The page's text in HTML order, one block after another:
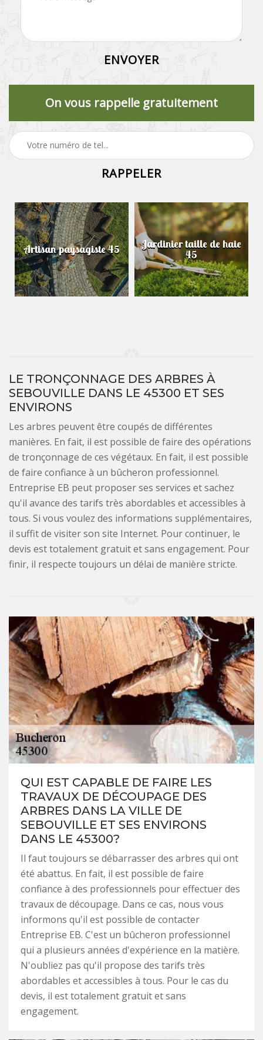
On vous rappelle gratuitement
Artisan paysagiste 45 Jardinier taille de haie
45
LE TRONÇONNAGE DES ARBRES À
SEBOUVILLE DANS LE 45300 ET SES
ENVIRONS
Les arbres peuvent être coupés de différentes
manières. En fait, il est possible de faire des opérations
de tronçonnage de ces végétaux. En fait, il est possible
de faire confiance à un bûcheron professionnel.
Entreprise EB peut proposer ses services et sachez
qu'il avance des tarifs très abordables et accessibles à
tous. Si vous voulez des informations supplémentaires,
il suffit de visiter son site Internet. Pour continuer, le
devis est totalement gratuit et sans engagement. Pour
finir, il respecte toujours un délai de manière stricte.
QUI EST CAPABLE DE FAIRE LES
TRAVAUX DE DÉCOUPAGE DES
ARBRES DANS LA VILLE DE
SEBOUVILLE ET SES ENVIRONS
DANS LE 45300?
Il faut toujours se débarrasser des arbres qui ont
été abattus. En fait, il est possible de faire
confiance à des professionnels pour effectuer des
travaux de découpage. Dans ce cas, nous vous
informons qu'il est possible de contacter
Entreprise EB. C'est un bûcheron professionnel
qui a plusieurs années d'expérience en la matière.
N'oubliez pas qu'il propose des tarifs très
abordables et accessibles à tous. Pour le cas du
devis, il est totalement gratuit et sans
engagement.